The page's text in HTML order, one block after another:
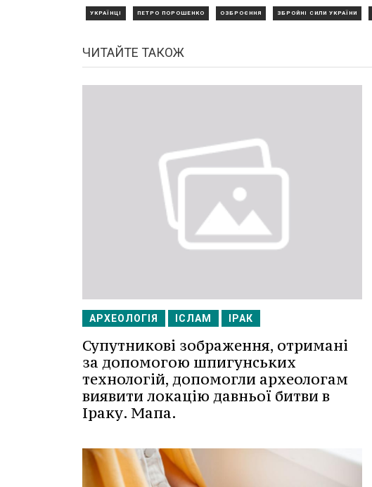
УКРАЇНЦІ ПЕТРО ПОРОШЕНКО ОЗБРОЄННЯ ЗБРОЙНІ СИЛИ УКРАЇНИ
ЧИТАЙТЕ ТАКОЖ
АРХЕОЛОГІЯ ІСЛАМ ІРАК
Супутникові зображення, отримані
за допомогою шпигунських
технологій, допомогли археологам
виявити локацію давньої битви в
Іраку. Мапа.